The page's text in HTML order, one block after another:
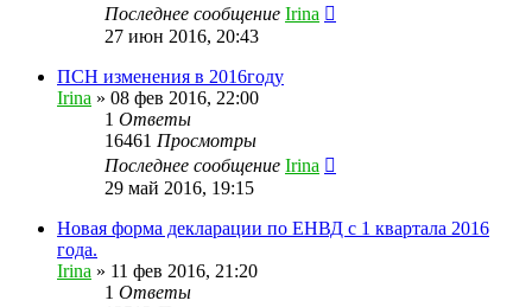
Последнее сообщение Irina
27 июн 2016, 20:43
ПСН изменения в 2016году
Irina » 08 фев 2016, 22:00
1 Ответы
16461 Просмотры
Последнее сообщение Irina
29 май 2016, 19:15
Новая форма декларации по ЕНВД с 1 квартала 2016
года.
Irina » 11 фев 2016, 21:20
1 Ответы